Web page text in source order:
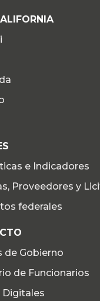
e Indicadores
Proveedores y
federales
de Gobierno
de Funcionarios
Digitales